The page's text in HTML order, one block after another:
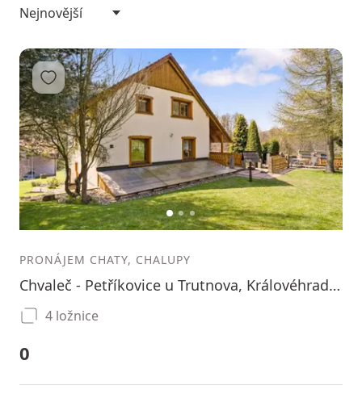
12 3
Přidat do oblíbených
PRONÁJEM CHATY, CHALUPY
Chvaleč - Petříkovice u Trutnova, Královéhradecký kraj
4 ložnice
0